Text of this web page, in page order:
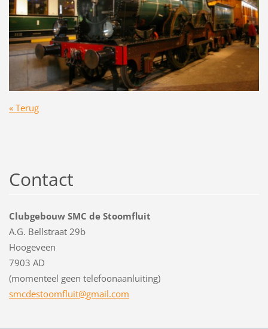
« Terug
Contact
Clubgebouw SMC de Stoomfluit
A.G. Bellstraat 29b
Hoogeveen
7903 AD
(momenteel geen telefoonaanluiting)
smcdestoomfluit@gmail.com